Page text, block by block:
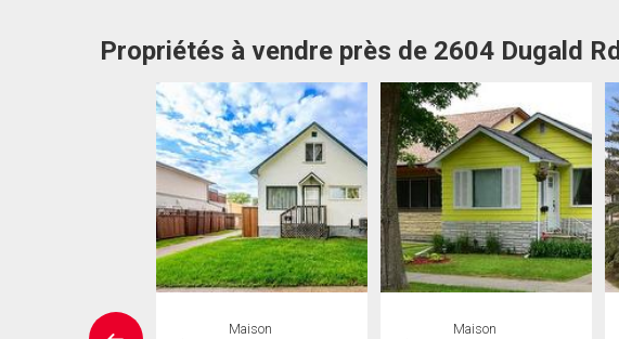
Propriétés à vendre près de 2604 Dugald Rd
Maison
Maison